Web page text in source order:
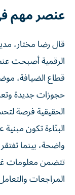
عنصر مهم
قال رضا مختار،
الرقمية أصبحت
قطاع الضيافة،
حجوزات جديدة
الحقيقية فرصة
البنّاءة تكون
واضحة، بينما
تتضمن معلومات
المراجعات